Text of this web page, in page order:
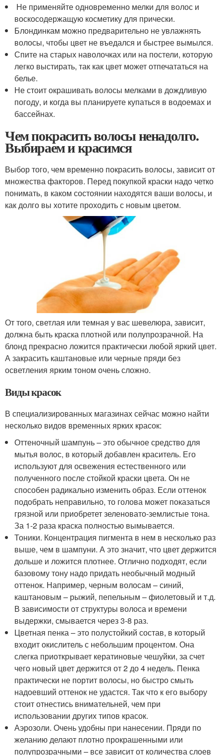
Не применяйте одновременно мелки для волос и
воскосодержащую косметику для прически.
Блондинкам можно предварительно не увлажнять
волосы, чтобы цвет не въедался и быстрее вымылся.
Спите на старых наволочках или на постели, которую
легко выстирать, так как цвет может отпечататься на
белье.
Не стоит окрашивать волосы мелками в дождливую
погоду, и когда вы планируете купаться в водоемах и
бассейнах.
Чем покрасить волосы ненадолго.
Выбираем и красимся
Выбор того, чем временно покрасить волосы, зависит от
множества факторов. Перед покупкой краски надо четко
понимать, в каком состоянии находятся ваши волосы, и
как долго вы хотите проходить с новым цветом.
От того, светлая или темная у вас шевелюра, зависит,
должна быть краска плотной или полупрозрачной. На
блонд прекрасно ложится практически любой яркий цвет.
А закрасить каштановые или черные пряди без
осветления ярким тоном очень сложно.
Виды красок
В специализированных магазинах сейчас можно найти
несколько видов временных ярких красок:
Оттеночный шампунь – это обычное средство для
мытья волос, в который добавлен краситель. Его
используют для освежения естественного или
полученного после стойкой краски цвета. Он не
способен радикально изменить образ. Если оттенок
подобрать неправильно, то голова может показаться
грязной или приобретет зеленовато-землистые тона.
За 1-2 раза краска полностью вымывается.
Тоники. Концентрация пигмента в нем в несколько раз
выше, чем в шампуни. А это значит, что цвет держится
дольше и ложится плотнее. Отлично подходят, если
базовому тону надо придать необычный модный
оттенок. Например, черным волосам – синий,
каштановым – рыжий, пепельным – фиолетовый и т.д.
В зависимости от структуры волоса и времени
выдержки, смывается через 3-8 раз.
Цветная пенка – это полустойкий состав, в который
входит окислитель с небольшим процентом. Она
слегка приоткрывает кератиновые чешуйки, за счет
чего новый цвет держится от 2 до 4 недель. Пенка
практически не портит волосы, но быстро смыть
надоевший оттенок не удастся. Так что к его выбору
стоит отнестись внимательней, чем при
использовании других типов красок.
Аэрозоли. Очень удобны при нанесении. Пряди по
желанию делают плотно прокрашенными или
полупрозрачными – все зависит от количества слоев